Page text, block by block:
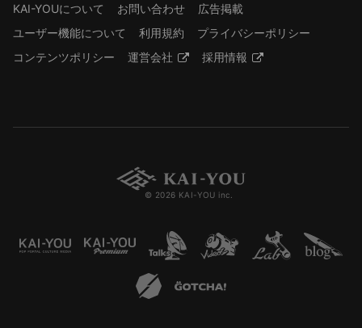
KAI-YOUについて
お問い合わせ
広告掲載
ユーザー機能について
利用規約
プライバシーポリシー
コンテンツポリシー
運営会社 採用情報
© 2026 KAI-YOU inc.